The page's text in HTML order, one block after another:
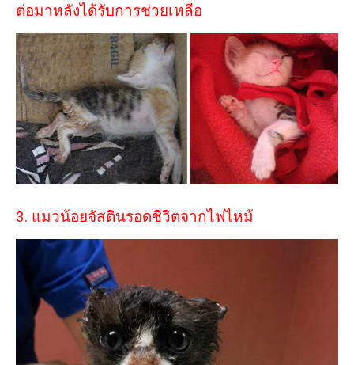
ต่อมาหลังได้รับการช่วยเหลือ
3. แมวน้อยจัสตินรอดชีวิตจากไฟไหม้